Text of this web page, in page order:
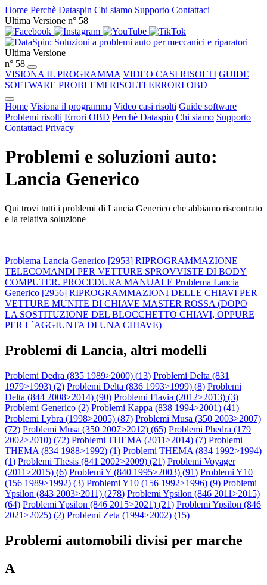
Home Perchè Dataspin Chi siamo Supporto Contattaci
Ultima Versione n° 58
Ultima Versione
n° 58
VISIONA IL PROGRAMMA VIDEO CASI RISOLTI GUIDE
SOFTWARE PROBLEMI RISOLTI ERRORI OBD
Home Visiona il programma Video casi risolti Guide software
Problemi risolti Errori OBD Perchè Dataspin Chi siamo Supporto
Contattaci Privacy
Problemi e soluzioni auto:
Lancia Generico
Qui trovi tutti i problemi di Lancia Generico che abbiamo riscontrato
e la relativa soluzione
Problema Lancia Generico [2953] RIPROGRAMMAZIONE
TELECOMANDI PER VETTURE SPROVVISTE DI BODY
COMPUTER. PROCEDURA MANUALE Problema Lancia
Generico [2956] RIPROGRAMMAZIONI DELLE CHIAVI PER
VETTURE MUNITE DI CHIAVE MASTER ROSSA (DOPO
LA SOSTITUZIONE DEL BLOCCHETTO CHIAVI, OPPURE
PER L`AGGIUNTA DI UNA CHIAVE)
Problemi di Lancia, altri modelli
Problemi Dedra (835 1989>2000) (13) Problemi Delta (831
1979>1993) (2) Problemi Delta (836 1993>1999) (8) Problemi
Delta (844 2008>2014) (90) Problemi Flavia (2012>2013) (3)
Problemi Generico (2) Problemi Kappa (838 1994>2001) (41)
Problemi Lybra (1998>2005) (87) Problemi Musa (350 2003>2007)
(72) Problemi Musa (350 2007>2012) (65) Problemi Phedra (179
2002>2010) (72) Problemi THEMA (2011>2014) (7) Problemi
THEMA (834 1988>1992) (1) Problemi THEMA (834 1992>1994)
(1) Problemi Thesis (841 2002>2009) (21) Problemi Voyager
(2011>2015) (6) Problemi Y (840 1995>2003) (91) Problemi Y10
(156 1989>1992) (3) Problemi Y10 (156 1992>1996) (9) Problemi
Ypsilon (843 2003>2011) (278) Problemi Ypsilon (846 2011>2015)
(64) Problemi Ypsilon (846 2015>2021) (21) Problemi Ypsilon (846
2021>2025) (2) Problemi Zeta (1994>2002) (15)
Problemi automobili divisi per marche
A